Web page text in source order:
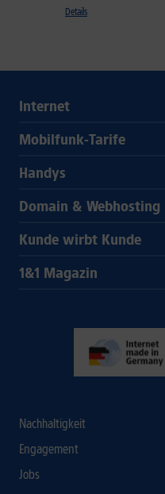
Details
Internet
Mobilfunk-Tarife
Handys
Domain & Webhosting
Kunde wirbt Kunde
1&1 Magazin
Nachhaltigkeit
Engagement
Jobs